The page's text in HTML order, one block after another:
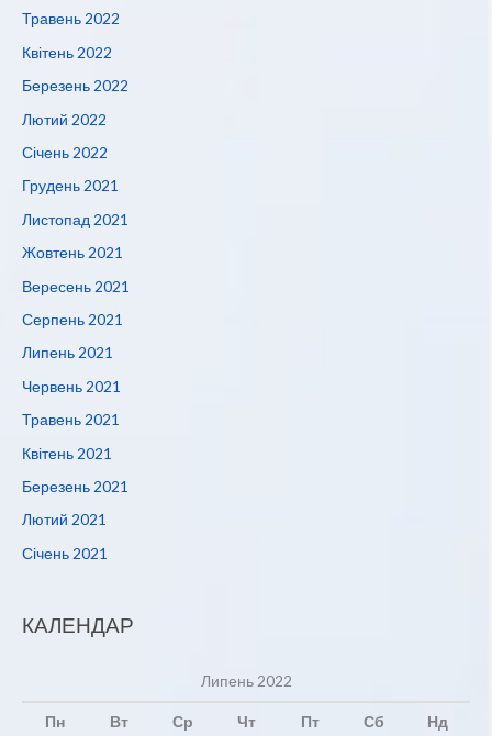
Травень 2022
Квітень 2022
Березень 2022
Лютий 2022
Січень 2022
Грудень 2021
Листопад 2021
Жовтень 2021
Вересень 2021
Серпень 2021
Липень 2021
Червень 2021
Травень 2021
Квітень 2021
Березень 2021
Лютий 2021
Січень 2021
КАЛЕНДАР
Липень 2022
Пн Вт Ср Чт Пт Сб Нд